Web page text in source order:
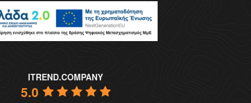
ITREND.COMPANY
5.0